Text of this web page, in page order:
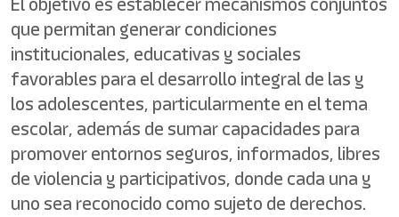
que permitan generar condiciones
institucionales, educativas y sociales
favorables para el desarrollo integral de las y
los adolescentes, particularmente en el tema
escolar, además de sumar capacidades para
promover entornos seguros, informados, libres
de violencia y participativos, donde cada una y
uno sea reconocido como sujeto de derechos.